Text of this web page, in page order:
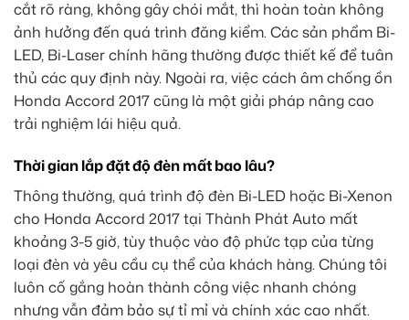
cắt rõ ràng, không gây chói mắt, thì hoàn toàn không
ảnh hưởng đến quá trình đăng kiểm. Các sản phẩm Bi-
LED, Bi-Laser chính hãng thường được thiết kế để tuân
thủ các quy định này. Ngoài ra, việc cách âm chống ồn
Honda Accord 2017 cũng là một giải pháp nâng cao
trải nghiệm lái hiệu quả.
Thời gian lắp đặt độ đèn mất bao lâu?
Thông thường, quá trình độ đèn Bi-LED hoặc Bi-Xenon
cho Honda Accord 2017 tại Thành Phát Auto mất
khoảng 3-5 giờ, tùy thuộc vào độ phức tạp của từng
loại đèn và yêu cầu cụ thể của khách hàng. Chúng tôi
luôn cố gắng hoàn thành công việc nhanh chóng
nhưng vẫn đảm bảo sự tỉ mỉ và chính xác cao nhất.